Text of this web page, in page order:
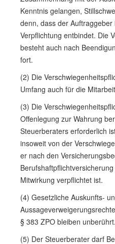
Kenntnis gelangen,
denn, dass der
Verpflichtung entbindet. Die
besteht auch nach
fort.
(2) Die
Umfang auch für die
(3) Die
Offenlegung zur Wahrung
Steuerberaters erforderlich
insoweit von der
er nach den
Mitwirkung verpflichtet ist.
(4) Gesetzliche Auskunfts-
§ 383 ZPO bleiben unberührt.
(5) Der Steuerberater darf